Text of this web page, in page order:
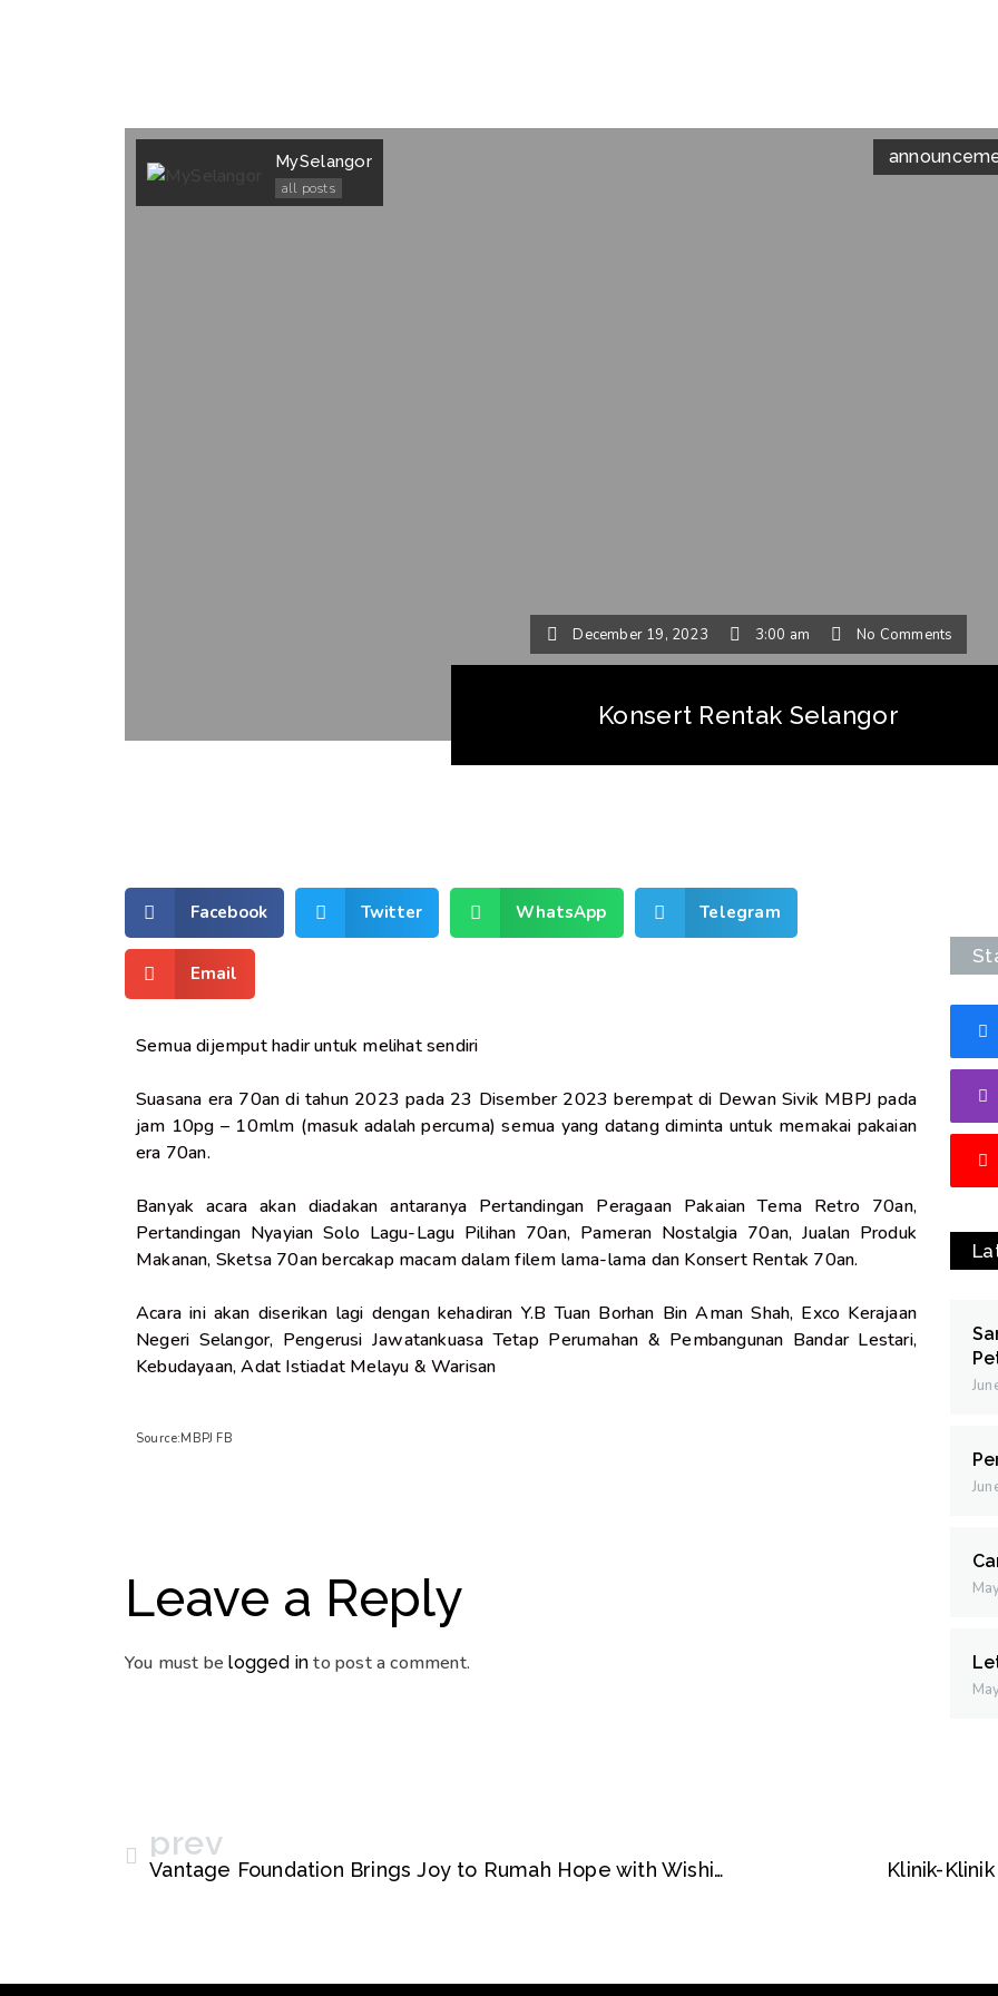
MySelangor
all posts
December 19, 2023 3:00 am No Comments
Konsert Rentak Selangor
Facebook Twitter WhatsApp Telegram
Email
Semua dijemput hadir untuk melihat sendiri
Suasana era 70an di tahun 2023 pada 23 Disember 2023 berempat di Dewan Sivik MBPJ pada
jam 10pg – 10mlm (masuk adalah percuma) semua yang datang diminta untuk memakai pakaian
era 70an.
Banyak acara akan diadakan antaranya Pertandingan Peragaan Pakaian Tema Retro 70an,
Pertandingan Nyayian Solo Lagu-Lagu Pilihan 70an, Pameran Nostalgia 70an, Jualan Produk
Makanan, Sketsa 70an bercakap macam dalam filem lama-lama dan Konsert Rentak 70an.
Acara ini akan diserikan lagi dengan kehadiran Y.B Tuan Borhan Bin Aman Shah, Exco Kerajaan
Negeri Selangor, Pengerusi Jawatankuasa Tetap Perumahan & Pembangunan Bandar Lestari,
Kebudayaan, Adat Istiadat Melayu & Warisan
Source:MBPJ FB
Leave a Reply
You must belogged in to post a comment.
prev
Vantage Foundation Brings Joy to Rumah Hope with Wishing Well Initiative. Klinik-